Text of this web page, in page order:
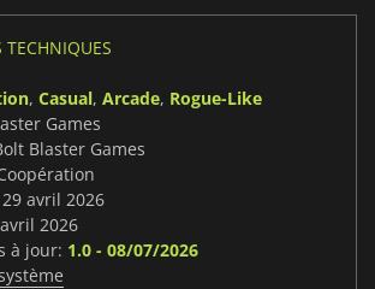
, Casual, Arcade, Rogue-Like
Games
Blaster Games
avril 2026
2026
à jour: 1.0 - 08/07/2026